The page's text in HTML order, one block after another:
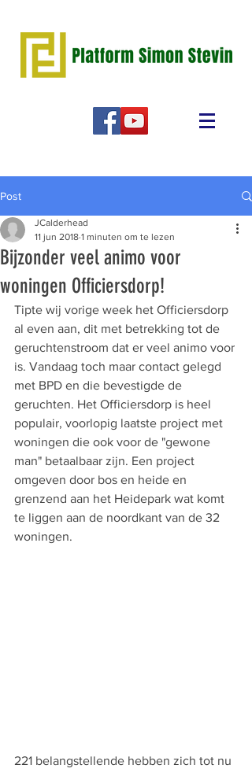
Post
Bijzonder veel animo voor
woningen Officiersdorp!
JCalderhead
11 jun 2018 1 minuten om te lezen
Tipte wij vorige week het Officiersdorp
al even aan, dit met betrekking tot de
geruchtenstroom dat er veel animo voor
is. Vandaag toch maar contact gelegd
met BPD en die bevestigde de
geruchten. Het Officiersdorp is heel
populair, voorlopig laatste project met
woningen die ook voor de "gewone
man" betaalbaar zijn. Een project
omgeven door bos en heide en
grenzend aan het Heidepark wat komt
te liggen aan de noordkant van de 32
woningen.
221 belangstellende hebben zich tot nu